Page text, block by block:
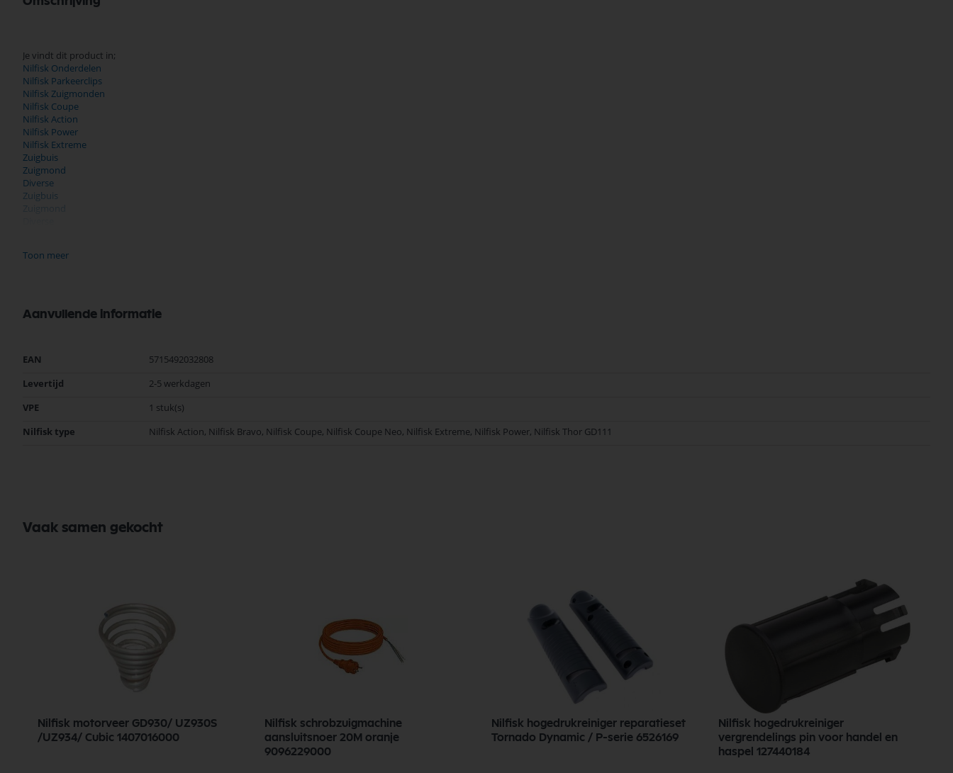
Je vindt dit product in;
Nilfisk Onderdelen
Nilfisk Parkeerclips
Nilfisk Zuigmonden
Nilfisk Coupe
Nilfisk Action
Nilfisk Power
Nilfisk Extreme
Zuigbuis
Zuigmond
Diverse
Zuigbuis
Diverse
Zuigbuis
Nilfisk Onderdelen
prijzen, en snelle levering. Ontdek de kwaliteit en betrouwbaarheid van Nilfisk Onderdelen vandaag nog en bestel eenvoudig online.
Bekijk meer Nilfisk Onderdelen
Toon meer
Aanvullende informatie
Meer
EAN
5715492032808
Levertijd
2-5 werkdagen
VPE
1 stuk(s)
Nilfisk type
Nilfisk Action, Nilfisk Bravo, Nilfisk Coupe, Nilfisk Coupe Neo, Nilfisk Extreme, Nilfisk Power, Nilfisk Thor GD111
Vaak samen gekocht
Nilfisk motorveer GD930/ UZ930S
/UZ934/ Cubic 1407016000
Nilfisk schrobzuigmachine
aansluitsnoer 20M oranje
9096229000
Nilfisk hogedrukreiniger reparatieset
Tornado Dynamic / P-serie 6526169
Nilfisk hogedrukreiniger
vergrendelings pin voor handel en
haspel 127440184